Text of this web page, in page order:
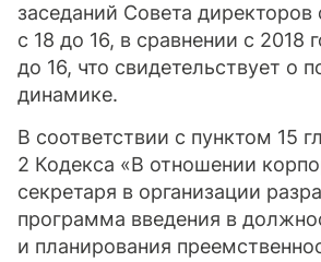
заседаний Совета директоров
с 18 до 16, в сравнении с 2018
до 16, что свидетельствует о
динамике.
В соответствии с пунктом 15
2 Кодекса «В отношении
секретаря в организации
программа введения в
и планирования